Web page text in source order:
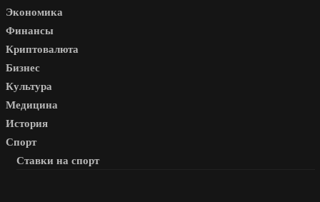
Экономика
Финансы
Криптовалюта
Бизнес
Культура
Медицина
История
Спорт
Ставки на спорт